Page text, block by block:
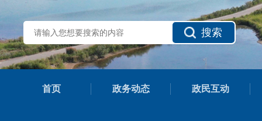
搜索
首页 政务动态 政民互动